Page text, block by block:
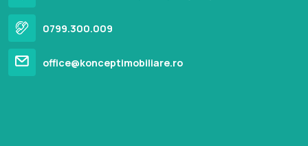
0799.300.009
office@konceptimobiliare.ro